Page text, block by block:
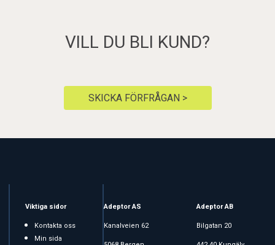
VILL DU BLI KUND?
SKICKA FÖRFRÅGAN >
Viktiga sidor
Kontakta oss
Min sida
Adeptor AS
Kanalveien 62
Adeptor AB
Bilgatan 20